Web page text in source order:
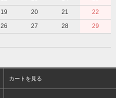
19 20 21
22
26 27 28
29
カートを見る